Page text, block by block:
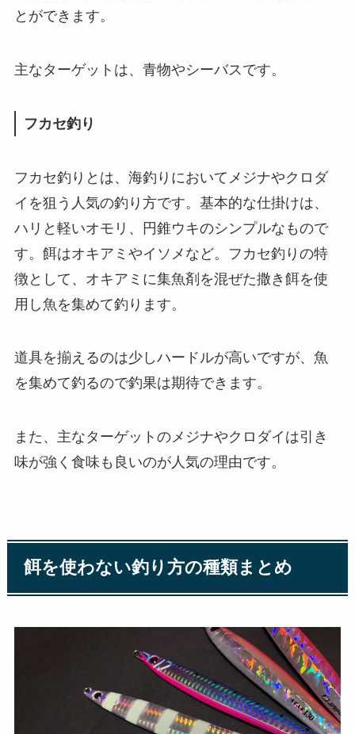
とができます。
主なターゲットは、青物やシーバスです。
フカセ釣り
フカセ釣りとは、海釣りにおいてメジナやクロダ
イを狙う人気の釣り方です。基本的な仕掛けは、
ハリと軽いオモリ、円錐ウキのシンプルなもので
す。餌はオキアミやイソメなど。フカセ釣りの特
徴として、オキアミに集魚剤を混ぜた撒き餌を使
用し魚を集めて釣ります。
道具を揃えるのは少しハードルが高いですが、魚
を集めて釣るので釣果は期待できます。
また、主なターゲットのメジナやクロダイは引き
味が強く食味も良いのが人気の理由です。
餌を使わない釣り方の種類まとめ